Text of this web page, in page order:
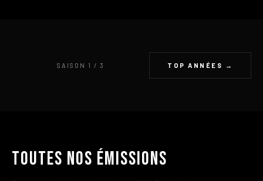
SAISON 1 / 3 TOP ANNÉES →
Toutes nos émissions